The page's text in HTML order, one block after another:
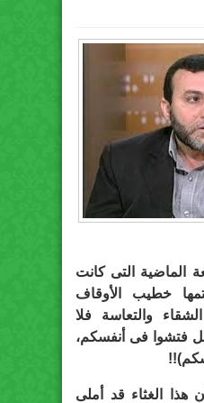
الماضية التى كانت
خطيب الأوقاف
والتعاسة فلا
فتشوا فى أنفسكم،
هذا الغثاء قد أملى